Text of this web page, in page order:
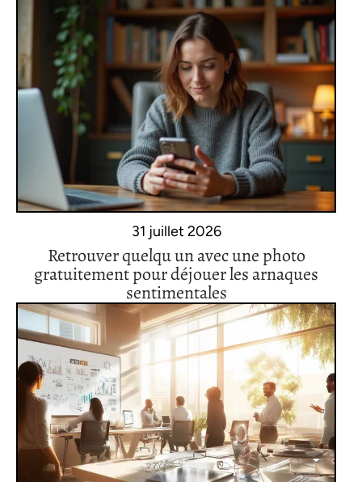
31 juillet 2026
Retrouver quelqu un avec une photo
gratuitement pour déjouer les arnaques
sentimentales